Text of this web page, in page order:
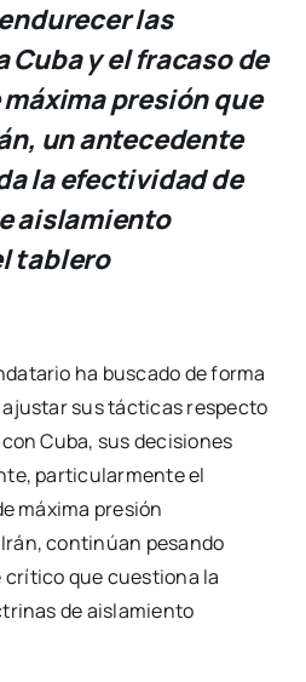
las
y el fracaso de
presión que
un antecedente
la efectividad de
aislamiento
tablero
ha buscado de forma
sus tácticas respecto
Cuba, sus decisiones
particularmente el
máxima presión
continúan pesando
que cuestiona la
de aislamiento